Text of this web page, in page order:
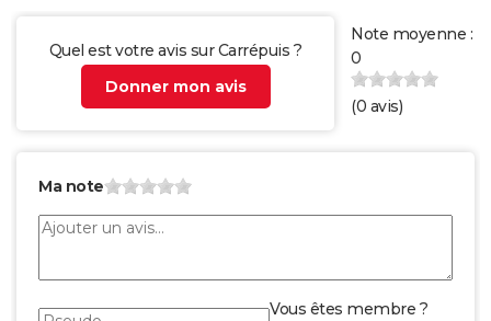
Quel est votre avis sur Carrépuis ?
Donner mon avis
Note moyenne :
0
(0 avis)
Ma note
Vous êtes membre ?